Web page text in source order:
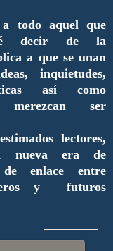
todo aquel que
decir de la
a que se unan
inquietudes,
así como
merezcan ser
lectores,
nueva era de
enlace entre
y futuros